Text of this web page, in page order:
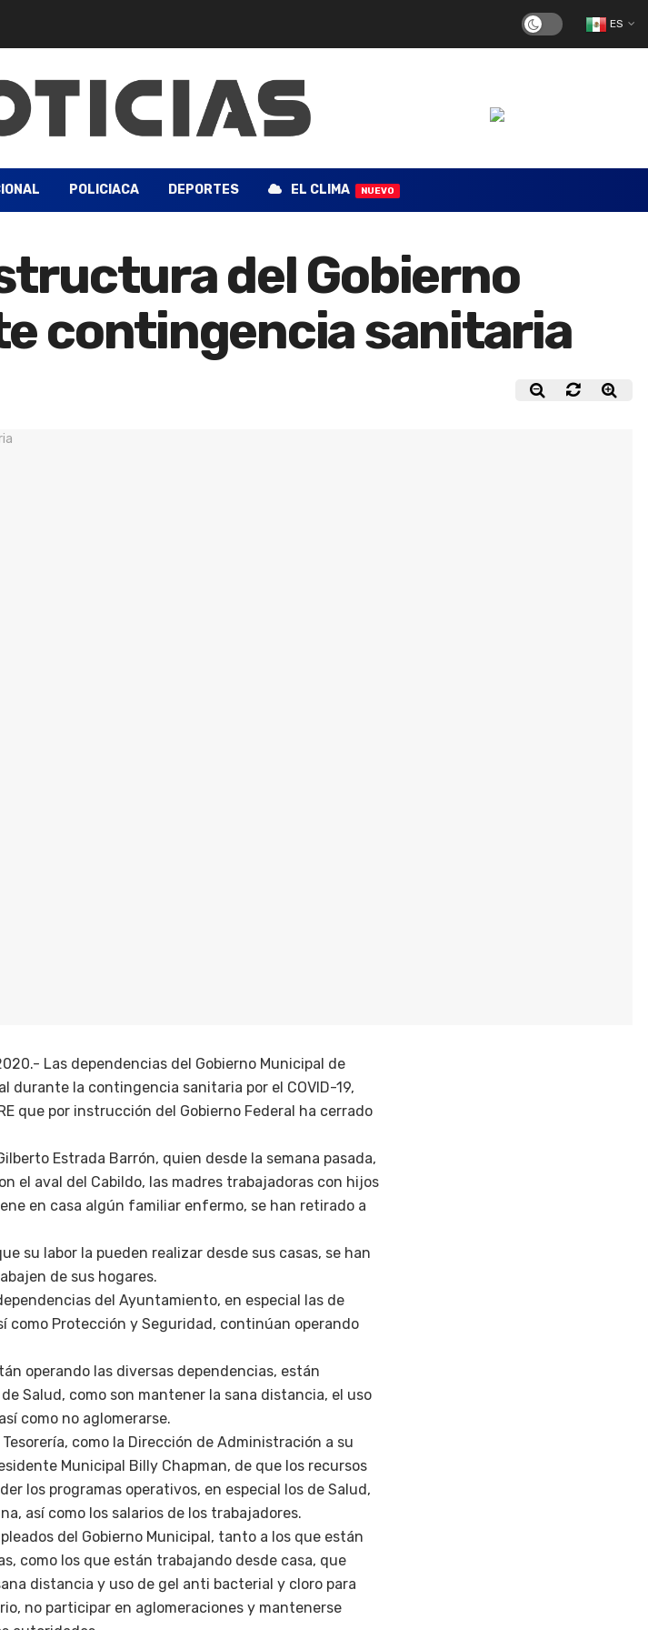
ES
POLICIACA DEPORTES EL CLIMA NUEVO
del Gobierno
contingencia sanitaria
Las dependencias del Gobierno Municipal de
durante la contingencia sanitaria por el COVID-19,
que por instrucción del Gobierno Federal ha cerrado
Estrada Barrón, quien desde la semana pasada,
el aval del Cabildo, las madres trabajadoras con hijos
en casa algún familiar enfermo, se han retirado a
su labor la pueden realizar desde sus casas, se han
de sus hogares.
del Ayuntamiento, en especial las de
como Protección y Seguridad, continúan operando
operando las diversas dependencias, están
Salud, como son mantener la sana distancia, el uso
como no aglomerarse.
como la Dirección de Administración a su
Municipal Billy Chapman, de que los recursos
los programas operativos, en especial los de Salud,
así como los salarios de los trabajadores.
del Gobierno Municipal, tanto a los que están
como los que están trabajando desde casa, que
distancia y uso de gel anti bacterial y cloro para
no participar en aglomeraciones y mantenerse